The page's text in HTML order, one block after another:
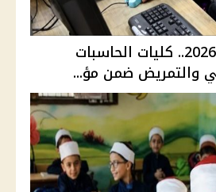
تنسيق الجامعات 2026.. كليات الحاسبات
والتمريض ضمن مؤ...